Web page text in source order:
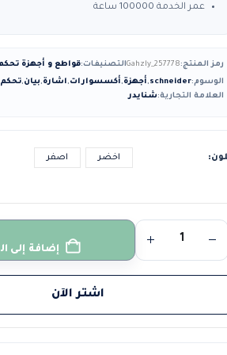
عمر الخدمة 100000 ساعة
رمز المنتج:Gahzly_257778التصنيفات:قواطع و أجهزة
الوسوم:schneider
,أجهزة,أكسسوارات,اشارة,بيان,تحكم
العلامة التجارية:شنايدر
اخضر اصفر
إضافة إلى
اشتر الآن